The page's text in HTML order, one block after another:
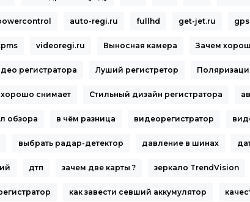
auto-regi.ru fullhd get-jet.ru gps
videoregi.ru Выносная камера Зачем
регистратора Луший регистретор
хорошо снимает Стильный дизайн регистратора
обзора в чём разница видеорегистратор
выбрать радар-детектор давление в шинах
дтп зачем две карты ? зеркало TrendVision
как завести севший аккумулятор